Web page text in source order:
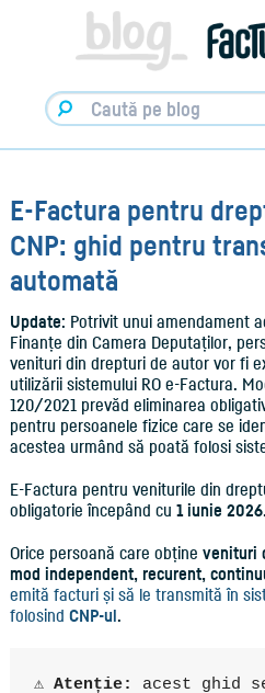
Factureaza.ro
E-Factura pentru
CNP: ghid pentru
automată
Update: Potrivit unui amendament
Finanțe din Camera Deputaților,
venituri din drepturi de autor vor fi
utilizării sistemului RO e-Factura.
120/2021 prevăd eliminarea
pentru persoanele fizice care se
acestea urmând să poată folosi
E-Factura pentru veniturile din
obligatorie începând cu 1 iunie 2026.
Orice persoană care obține venituri
mod independent, recurent,
emită facturi și să le transmită în
folosind CNP-ul.
⚠️ Atenție:
acest ghid